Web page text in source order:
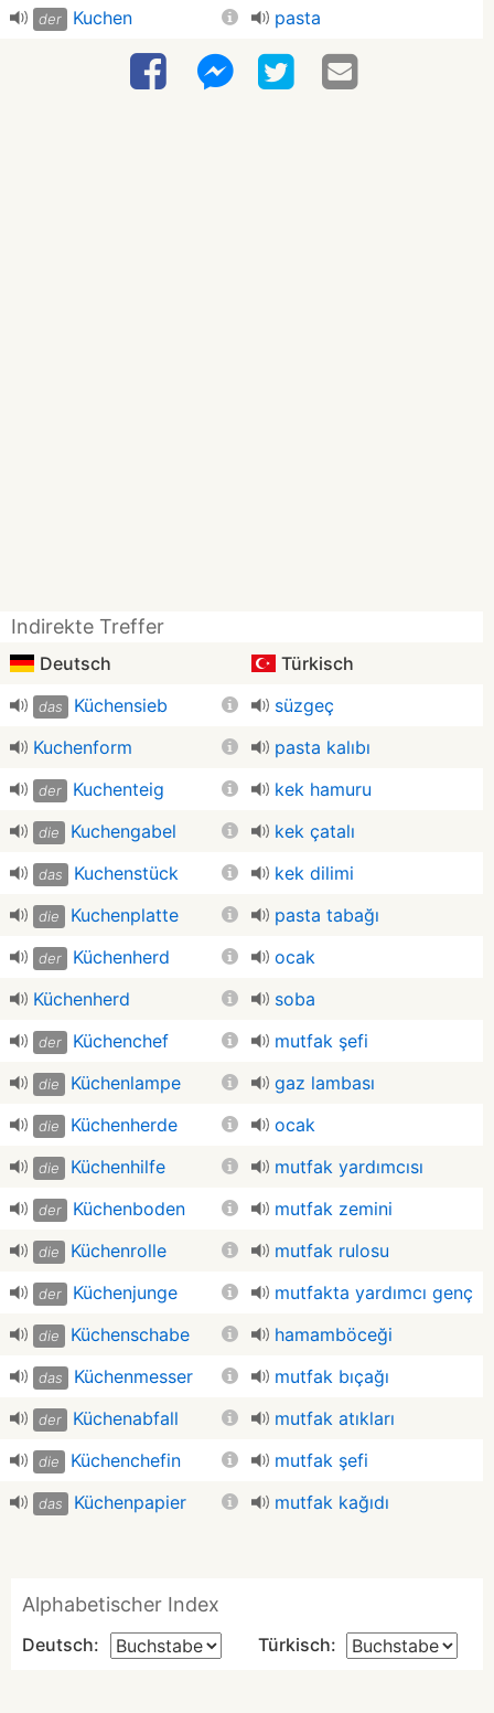
der Kuchen pasta
Indirekte Treffer
Deutsch Türkisch
das Küchensieb
süzgeç
Kuchenform
pasta kalıbı
der Kuchenteig kek hamuru
die Kuchengabel kek çatalı
das Kuchenstück kek dilimi
die Kuchenplatte pasta tabağı
der Küchenherd
ocak
Küchenherd
soba
der Küchenchef mutfak şefi
die Küchenlampe gaz lambası
die Küchenherde ocak
die Küchenhilfe mutfak yardımcısı
der Küchenboden mutfak zemini
die Küchenrolle mutfak rulosu
der Küchenjunge mutfakta yardımcı genç
die Küchenschabe hamamböceği
das Küchenmesser mutfak bıçağı
der Küchenabfall mutfak atıkları
die Küchenchefin mutfak şefi
das Küchenpapier mutfak kağıdı
Alphabetischer Index
Deutsch: Türkisch: